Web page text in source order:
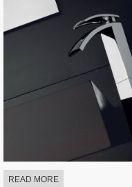
READ MORE